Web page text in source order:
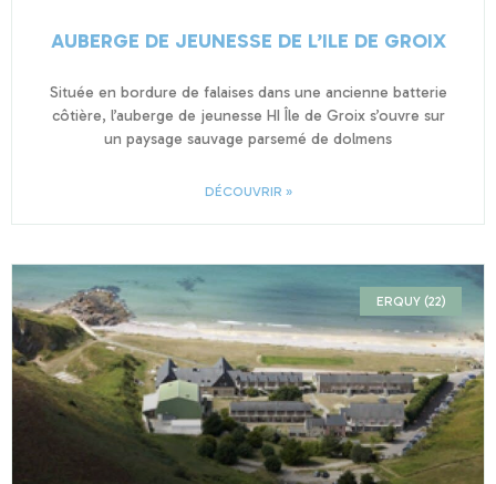
AUBERGE DE JEUNESSE DE L’ILE DE GROIX
Située en bordure de falaises dans une ancienne batterie
côtière, l’auberge de jeunesse HI Île de Groix s’ouvre sur
un paysage sauvage parsemé de dolmens
DÉCOUVRIR »
ERQUY (22)